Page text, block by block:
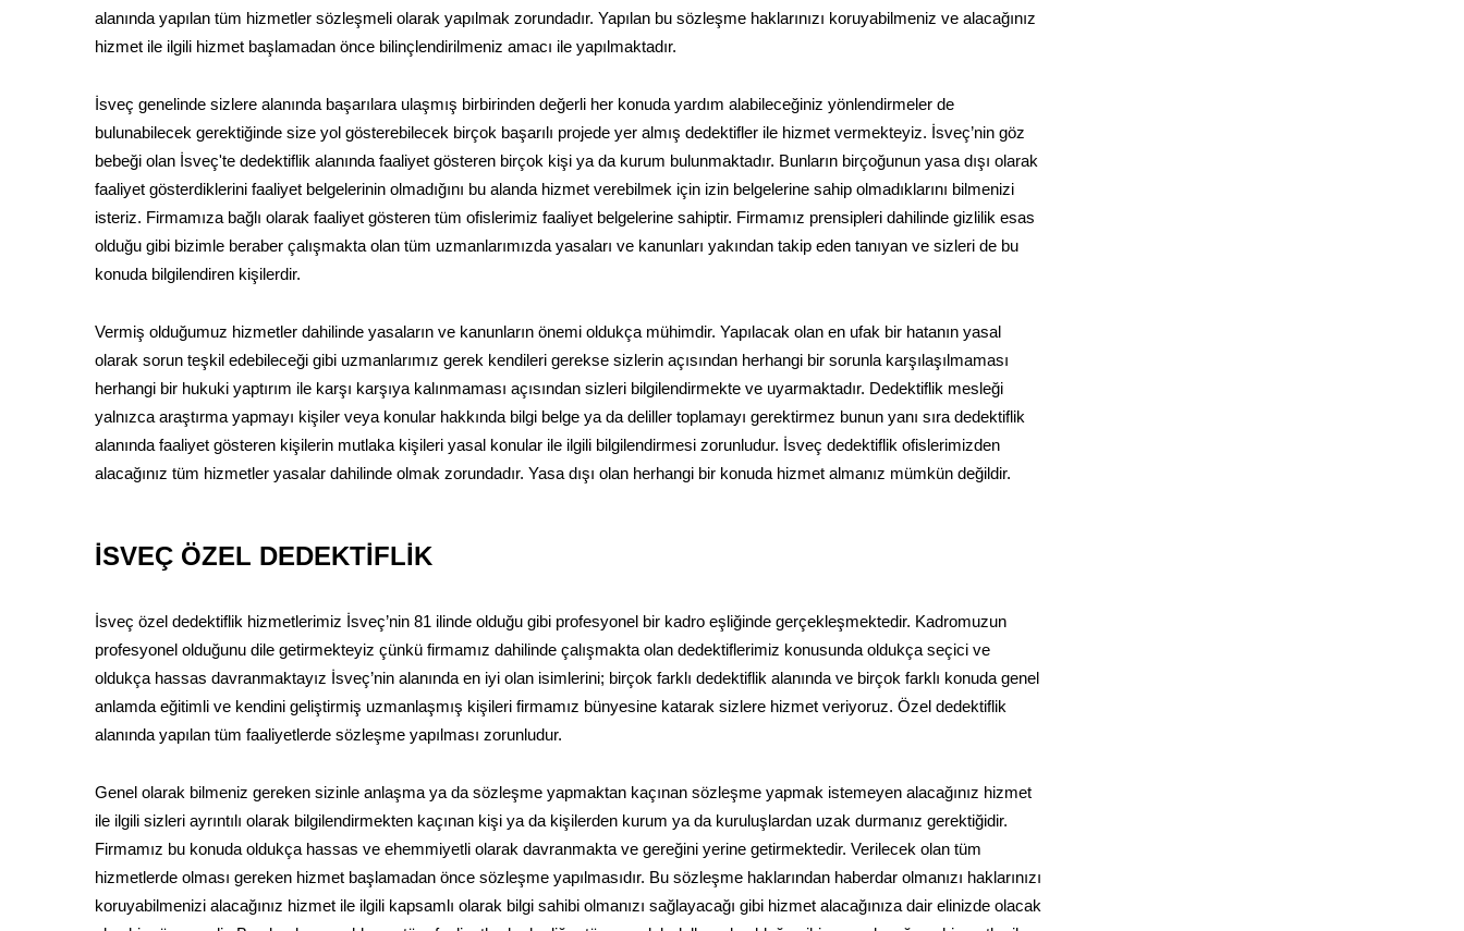
alanında yapılan tüm hizmetler sözleşmeli olarak yapılmak zorundadır. Yapılan bu sözleşme haklarınızı koruyabilmeniz ve alacağınız
hizmet ile ilgili hizmet başlamadan önce bilinçlendirilmeniz amacı ile yapılmaktadır.
İsveç genelinde sizlere alanında başarılara ulaşmış birbirinden değerli her konuda yardım alabileceğiniz yönlendirmeler de
bulunabilecek gerektiğinde size yol gösterebilecek birçok başarılı projede yer almış dedektifler ile hizmet vermekteyiz. İsveç’nin göz
bebeği olan İsveç'te dedektiflik alanında faaliyet gösteren birçok kişi ya da kurum bulunmaktadır. Bunların birçoğunun yasa dışı olarak
faaliyet gösterdiklerini faaliyet belgelerinin olmadığını bu alanda hizmet verebilmek için izin belgelerine sahip olmadıklarını bilmenizi
isteriz. Firmamıza bağlı olarak faaliyet gösteren tüm ofislerimiz faaliyet belgelerine sahiptir. Firmamız prensipleri dahilinde gizlilik esas
olduğu gibi bizimle beraber çalışmakta olan tüm uzmanlarımızda yasaları ve kanunları yakından takip eden tanıyan ve sizleri de bu
konuda bilgilendiren kişilerdir.
Vermiş olduğumuz hizmetler dahilinde yasaların ve kanunların önemi oldukça mühimdir. Yapılacak olan en ufak bir hatanın yasal
olarak sorun teşkil edebileceği gibi uzmanlarımız gerek kendileri gerekse sizlerin açısından herhangi bir sorunla karşılaşılmaması
herhangi bir hukuki yaptırım ile karşı karşıya kalınmaması açısından sizleri bilgilendirmekte ve uyarmaktadır. Dedektiflik mesleği
yalnızca araştırma yapmayı kişiler veya konular hakkında bilgi belge ya da deliller toplamayı gerektirmez bunun yanı sıra dedektiflik
alanında faaliyet gösteren kişilerin mutlaka kişileri yasal konular ile ilgili bilgilendirmesi zorunludur. İsveç dedektiflik ofislerimizden
alacağınız tüm hizmetler yasalar dahilinde olmak zorundadır. Yasa dışı olan herhangi bir konuda hizmet almanız mümkün değildir.
İSVEÇ ÖZEL DEDEKTİFLİK
İsveç özel dedektiflik hizmetlerimiz İsveç’nin 81 ilinde olduğu gibi profesyonel bir kadro eşliğinde gerçekleşmektedir. Kadromuzun
profesyonel olduğunu dile getirmekteyiz çünkü firmamız dahilinde çalışmakta olan dedektiflerimiz konusunda oldukça seçici ve
oldukça hassas davranmaktayız İsveç’nin alanında en iyi olan isimlerini; birçok farklı dedektiflik alanında ve birçok farklı konuda genel
anlamda eğitimli ve kendini geliştirmiş uzmanlaşmış kişileri firmamız bünyesine katarak sizlere hizmet veriyoruz. Özel dedektiflik
alanında yapılan tüm faaliyetlerde sözleşme yapılması zorunludur.
Genel olarak bilmeniz gereken sizinle anlaşma ya da sözleşme yapmaktan kaçınan sözleşme yapmak istemeyen alacağınız hizmet
ile ilgili sizleri ayrıntılı olarak bilgilendirmekten kaçınan kişi ya da kişilerden kurum ya da kuruluşlardan uzak durmanız gerektiğidir.
Firmamız bu konuda oldukça hassas ve ehemmiyetli olarak davranmakta ve gereğini yerine getirmektedir. Verilecek olan tüm
hizmetlerde olması gereken hizmet başlamadan önce sözleşme yapılmasıdır. Bu sözleşme haklarından haberdar olmanızı haklarınızı
koruyabilmenizi alacağınız hizmet ile ilgili kapsamlı olarak bilgi sahibi olmanızı sağlayacağı gibi hizmet alacağınıza dair elinizde olacak